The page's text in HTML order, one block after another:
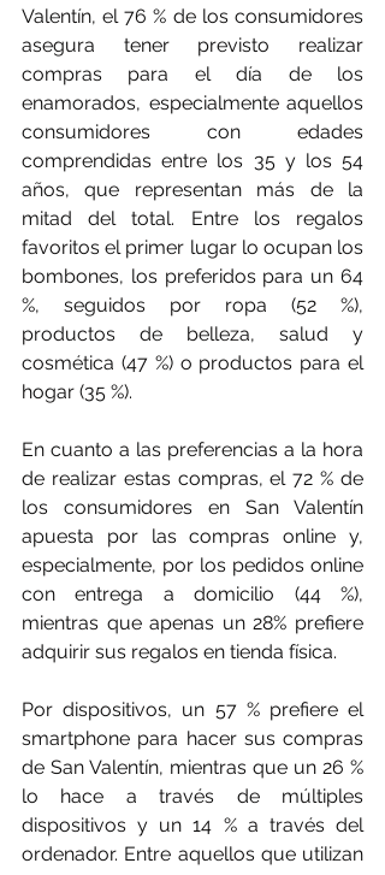
Valentín, el 76 % de los consumidores
asegura tener previsto realizar
compras para el día de los
enamorados, especialmente aquellos
consumidores con edades
comprendidas entre los 35 y los 54
años, que representan más de la
mitad del total. Entre los regalos
favoritos el primer lugar lo ocupan los
bombones, los preferidos para un 64
%, seguidos por ropa (52 %),
productos de belleza, salud y
cosmética (47 %) o productos para el
hogar (35 %).
En cuanto a las preferencias a la hora
de realizar estas compras, el 72 % de
los consumidores en San Valentín
apuesta por las compras online y,
especialmente, por los pedidos online
con entrega a domicilio (44 %),
mientras que apenas un 28% prefiere
adquirir sus regalos en tienda física.
Por dispositivos, un 57 % prefiere el
smartphone para hacer sus compras
de San Valentín, mientras que un 26 %
lo hace a través de múltiples
dispositivos y un 14 % a través del
ordenador. Entre aquellos que utilizan